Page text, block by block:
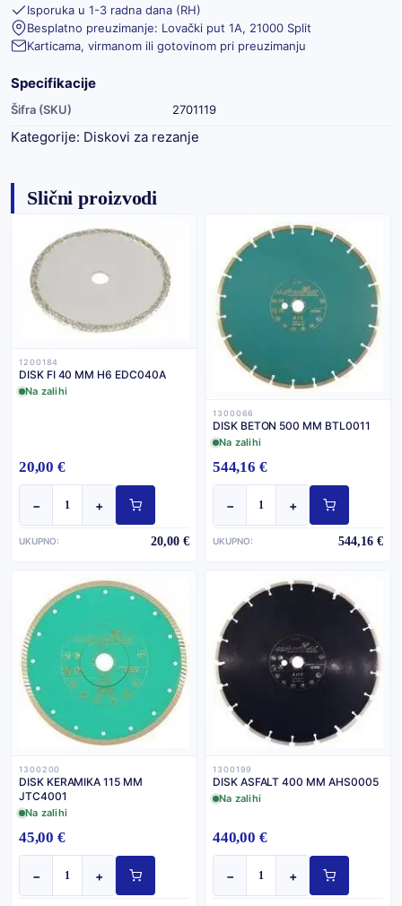
Isporuka u 1-3 radna dana (RH)
Besplatno preuzimanje: Lovački put 1A, 21000 Split
Karticama, virmanom ili gotovinom pri preuzimanju
Specifikacije
Šifra (SKU) 2701119
Kategorije: Diskovi za rezanje
Slični proizvodi
1200184
DISK FI 40 MM H6 EDC040A
Na zalihi
20,00 €
− +
UKUPNO: 20,00 €
1300066
DISK BETON 500 MM BTL0011
Na zalihi
544,16 €
− +
UKUPNO: 544,16 €
1300200
DISK KERAMIKA 115 MM
JTC4001
Na zalihi
45,00 €
− +
1300199
DISK ASFALT 400 MM AHS0005
Na zalihi
440,00 €
− +